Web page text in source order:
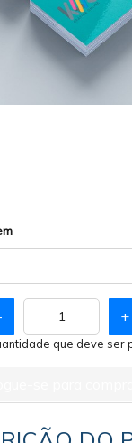
+
que deve ser